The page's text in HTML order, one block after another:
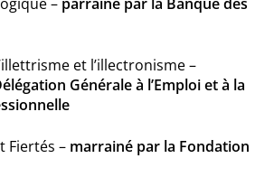
et l’illectronisme –
Générale à l’Emploi et à la
Fiertés – marrainé par la Fondation